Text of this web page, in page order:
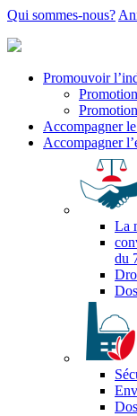
Qui sommes-nous?
Promouvoir
Accompagner
Accompagner
La
du